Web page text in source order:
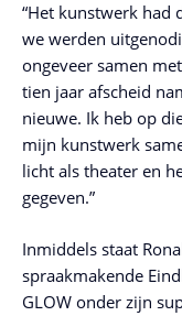
“Het kunstwerk had
we werden
ongeveer samen
tien jaar afscheid
nieuwe. Ik heb op
mijn kunstwerk
licht als theater en
gegeven.”
Inmiddels staat
spraakmakende
GLOW onder zijn